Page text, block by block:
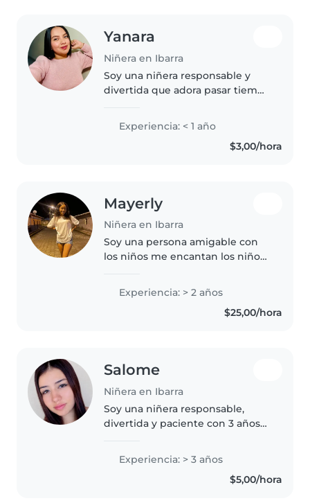
Yanara
Niñera en Ibarra
Soy una niñera responsable y
divertida que adora pasar tiempo
bebés, preescolares y niños
pequeños. Me encanta leerles,
Experiencia: < 1 año
$3,00/hora
Mayerly
Niñera en Ibarra
Soy una persona amigable con
los niños me encantan los niños
me gusta jugar con los niños y
sobre todo tenerles paciencia
Experiencia: > 2 años
$25,00/hora
Salome
Niñera en Ibarra
Soy una niñera responsable,
divertida y paciente con 3 años
de edades entre el jardín y la
escuela. Disfruto de realizar
actividades como dibujar, leer..
Experiencia: > 3 años
$5,00/hora